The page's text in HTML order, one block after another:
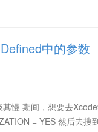
中的参数
慢 期间，想要去
= YES 然后去搜